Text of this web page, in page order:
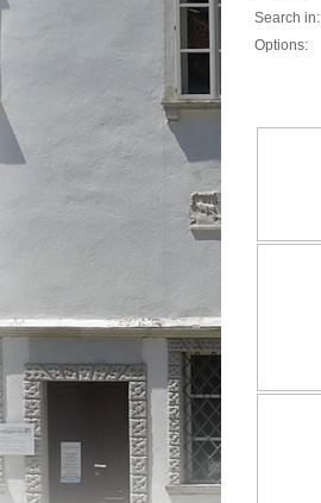
Search in:
Options: